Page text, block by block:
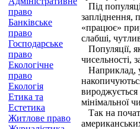
право
Банківське
право
Господарське
право
Екологічне
право
Екологія
Етика та
Естетика
Житлове право
Під
запліднення,
«працює»
слабші,
Популяції,
чисельності,
Наприклад,
вироджується
мінімальної
Так на